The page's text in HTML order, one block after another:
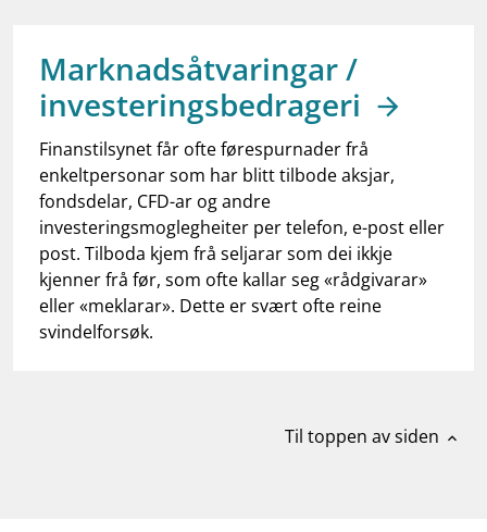
dashboardInformasjon for investorer
notifications_noneAbonner på nyhetsvarsel
Marknadsåtvaringar /
investeringsbedrageri
Finanstilsynet får ofte førespurnader frå
enkeltpersonar som har blitt tilbode aksjar,
fondsdelar, CFD-ar og andre
investeringsmoglegheiter per telefon, e-post eller
post. Tilboda kjem frå seljarar som dei ikkje
kjenner frå før, som ofte kallar seg «rådgivarar»
eller «meklarar». Dette er svært ofte reine
svindelforsøk.
Til toppen av siden expand_less